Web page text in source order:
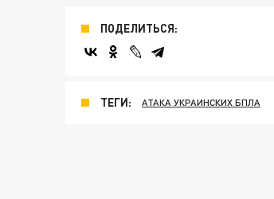
ПОДЕЛИТЬСЯ:
ТЕГИ: АТАКА УКРАИНСКИХ БПЛА